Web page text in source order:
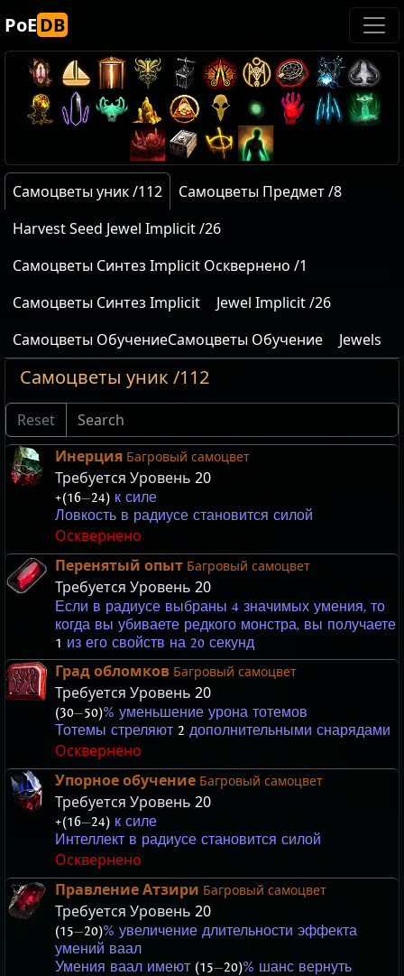
PoEDB
Самоцветы уник /112
Самоцветы Предмет /8
Harvest Seed Jewel Implicit /26
Самоцветы Синтез Implicit Осквернено /1
Самоцветы Синтез Implicit
Jewel Implicit /26
Самоцветы ОбучениеСамоцветы Обучение
Jewels
Самоцветы уник /112
Reset
Инерция Багровый самоцвет
Требуется Уровень 20
+(16—24) к силе
Ловкость в радиусе становится силой
Осквернено
Перенятый опыт Багровый самоцвет
Требуется Уровень 20
Если в радиусе выбраны 4 значимых умения, то
когда вы убиваете редкого монстра, вы получаете
1 из его свойств на 20 секунд
Град обломков Багровый самоцвет
Требуется Уровень 20
(30—50)% уменьшение урона тотемов
Тотемы стреляют 2 дополнительными снарядами
Осквернено
Упорное обучение Багровый самоцвет
Требуется Уровень 20
+(16—24) к силе
Интеллект в радиусе становится силой
Осквернено
Правление Атзири Багровый самоцвет
Требуется Уровень 20
(15—20)% увеличение длительности эффекта
умений ваал
Умения ваал имеют (15—20)% шанс вернуть